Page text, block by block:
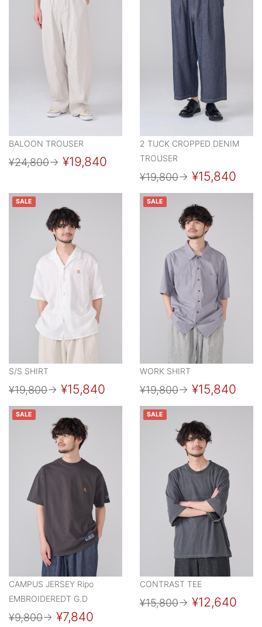
BALOON TROUSER
¥24,800→ ¥19,840
2 TUCK CROPPED DENIM
TROUSER
¥19,800→ ¥15,840
SALE
S/S SHIRT
¥19,800→ ¥15,840
SALE
WORK SHIRT
¥19,800→ ¥15,840
SALE
CAMPUS JERSEY Ripo
EMBROIDEREDT G.D
¥9,800→ ¥7,840
SALE
CONTRAST TEE
¥15,800→ ¥12,640